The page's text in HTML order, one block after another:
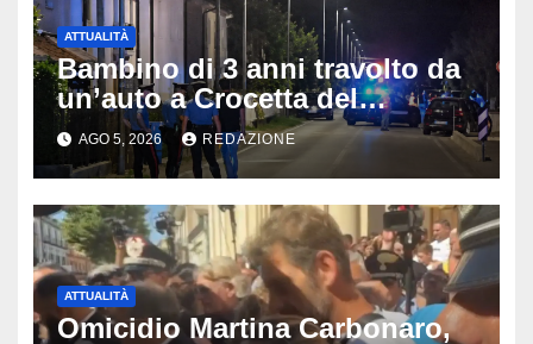
ATTUALITÀ
Bambino di 3 anni travolto da
un’auto a Crocetta del
Montello: è gravissimo,
trasportato in elicottero a
Padova
AGO 5, 2026 REDAZIONE
ATTUALITÀ
Omicidio Martina Carbonaro,